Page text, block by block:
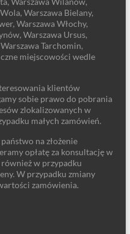
Warszawa Bielany,
Warszawa Włochy,
Warszawa Ursus,
Tarchomin,
miejscowości wedle
klientów
sobie prawo do pobrania
zlokalizowanych w
małych zamówień.
na złożenie
opłatę za konsultację w
w przypadku
W przypadku zmiany
zamówienia.